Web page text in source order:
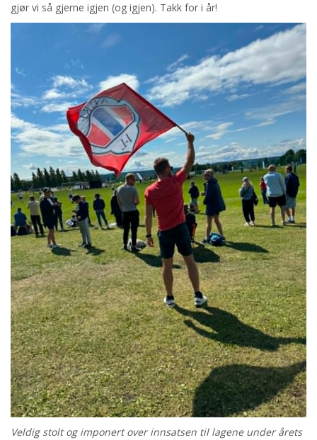
gjør vi så gjerne igjen (og igjen). Takk for i år!
Veldig stolt og imponert over innsatsen til lagene under årets